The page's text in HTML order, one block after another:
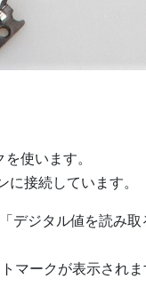
使います。
接続しています。
「デジタル値を読み
マークが表示されま